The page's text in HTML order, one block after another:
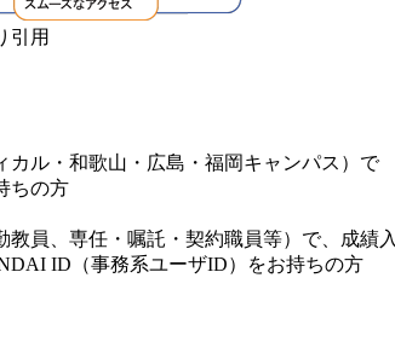
用
ル・和歌山・広島・福岡キャンパス）で
ちの方
員、専任・嘱託・契約職員等）で、成績入
ID（事務系ユーザID）をお持ちの方